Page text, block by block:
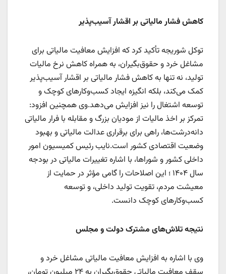
کاهش فشار مالیاتی بر اقشار آسیب‌پذیر
توکل شوریجه تأکید کرد که افزایش معافیت مالیاتی برای
مشاغل خرد و حقوق‌بگیران، به همراه کاهش نرخ مالیات
تولید، نه تنها به کاهش فشار مالیاتی بر اقشار آسیب‌پذیر
کمک می‌کند، بلکه انگیزه ایجاد کسب‌وکارهای کوچک و
توسعه اشتغال را نیز افزایش می‌دهد.وی همچنین افزود:
تمرکز بر اخذ مالیات از مودیان بزرگ و مقابله با فرار مالیاتی
دانه‌درشت‌ها، راهی برای برقراری عدالت مالیاتی و بهبود
وضعیت اقتصادی کشور است.نایب رئیس کمیسیون امور
داخلی کشور و شوراها، با اشاره تغییرات مالیاتی در بودجه
سال ۱۴۰۴ ؛ این اصلاحات را گامی مؤثر در حمایت از
معیشت مردم، تقویت تولید داخلی، و توسعه
کسب‌وکارهای کوچک دانست.
نتیجه تلاش‌های مشترک دولت و مجلس
وی با اشاره به افزایش معافیت مالیاتی مشاغل خرد و